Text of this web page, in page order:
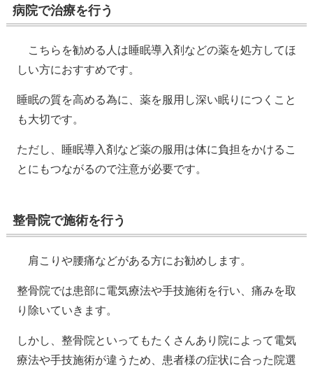
病院で治療を行う
こちらを勧める人は睡眠導入剤などの薬を処方してほ
しい方におすすめです。
睡眠の質を高める為に、薬を服用し深い眠りにつくこと
も大切です。
ただし、睡眠導入剤など薬の服用は体に負担をかけるこ
とにもつながるので注意が必要です。
整骨院で施術を行う
肩こりや腰痛などがある方にお勧めします。
整骨院では患部に電気療法や手技施術を行い、痛みを取
り除いていきます。
しかし、整骨院といってもたくさんあり院によって電気
療法や手技施術が違うため、患者様の症状に合った院選